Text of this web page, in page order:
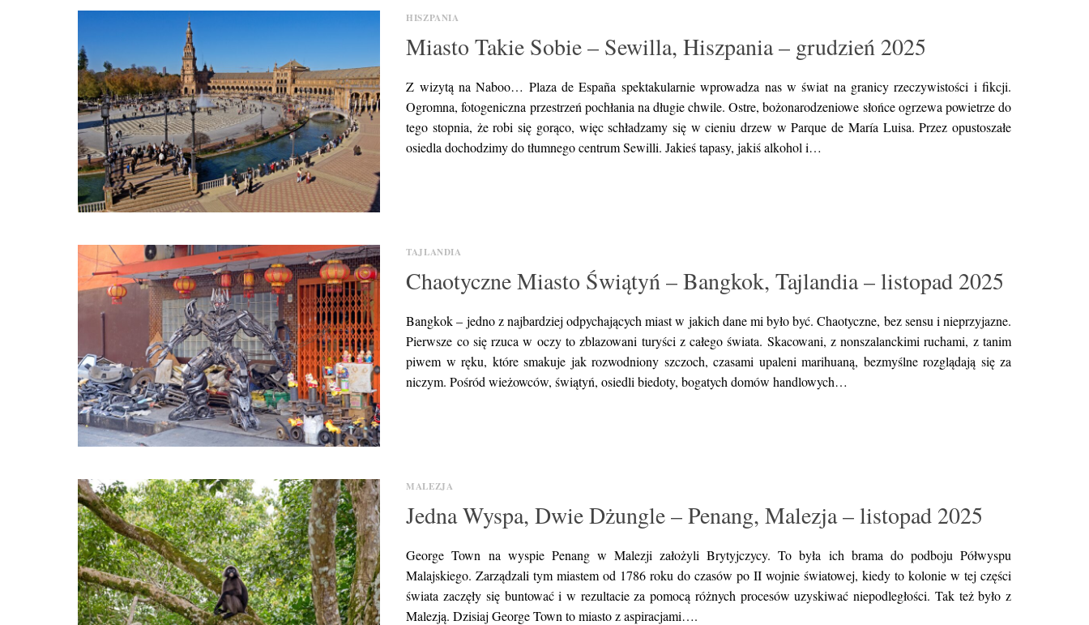
HISZPANIA
Miasto Takie Sobie – Sewilla, Hiszpania – grudzień 2025
Z wizytą na Naboo… Plaza de España spektakularnie wprowadza nas w świat na granicy rzeczywistości i fikcji.
Ogromna, fotogeniczna przestrzeń pochłania na długie chwile. Ostre, bożonarodzeniowe słońce ogrzewa powietrze do
tego stopnia, że robi się gorąco, więc schładzamy się w cieniu drzew w Parque de María Luisa. Przez opustoszałe
osiedla dochodzimy do tłumnego centrum Sewilli. Jakieś tapasy, jakiś alkohol i…
TAJLANDIA
Chaotyczne Miasto Świątyń – Bangkok, Tajlandia – listopad 2025
Bangkok – jedno z najbardziej odpychających miast w jakich dane mi było być. Chaotyczne, bez sensu i nieprzyjazne.
Pierwsze co się rzuca w oczy to zblazowani turyści z całego świata. Skacowani, z nonszalanckimi ruchami, z tanim
piwem w ręku, które smakuje jak rozwodniony szczoch, czasami upaleni marihuaną, bezmyślne rozglądają się za
niczym. Pośród wieżowców, świątyń, osiedli biedoty, bogatych domów handlowych…
MALEZJA
Jedna Wyspa, Dwie Dżungle – Penang, Malezja – listopad 2025
George Town na wyspie Penang w Malezji założyli Brytyjczycy. To była ich brama do podboju Półwyspu
Malajskiego. Zarządzali tym miastem od 1786 roku do czasów po II wojnie światowej, kiedy to kolonie w tej części
świata zaczęły się buntować i w rezultacie za pomocą różnych procesów uzyskiwać niepodległości. Tak też było z
Malezją. Dzisiaj George Town to miasto z aspiracjami….